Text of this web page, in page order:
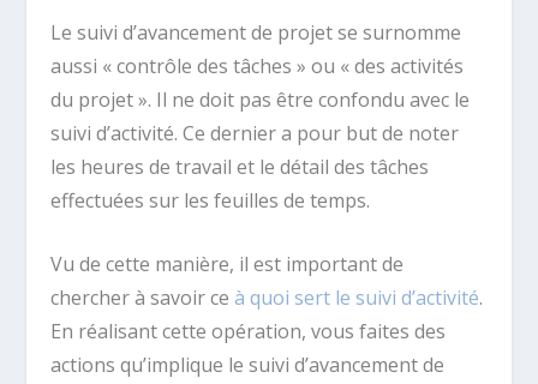
Le suivi d’avancement de projet se surnomme
aussi « contrôle des tâches » ou « des activités
du projet ». Il ne doit pas être confondu avec le
suivi d’activité. Ce dernier a pour but de noter
les heures de travail et le détail des tâches
effectuées sur les feuilles de temps.
Vu de cette manière, il est important de
chercher à savoir ceà quoi sert le suivi d’activité.
En réalisant cette opération, vous faites des
actions qu’implique le suivi d’avancement de